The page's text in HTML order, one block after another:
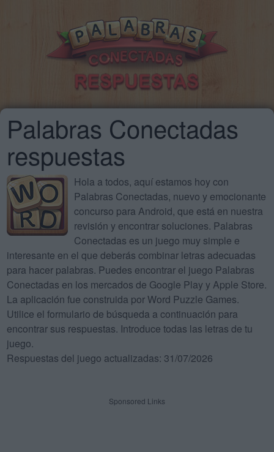
Palabras Conectadas
respuestas
Hola a todos, aquí estamos hoy con
Palabras Conectadas, nuevo y emocionante
concurso para Android, que está en nuestra
revisión y encontrar soluciones. Palabras
Conectadas es un juego muy simple e
interesante en el que deberás combinar letras adecuadas
para hacer palabras. Puedes encontrar el juego Palabras
Conectadas en los mercados de Google Play y Apple Store.
La aplicación fue construida por Word Puzzle Games.
Utilice el formulario de búsqueda a continuación para
encontrar sus respuestas. Introduce todas las letras de tu
juego.
Respuestas del juego actualizadas: 31/07/2026
Sponsored Links